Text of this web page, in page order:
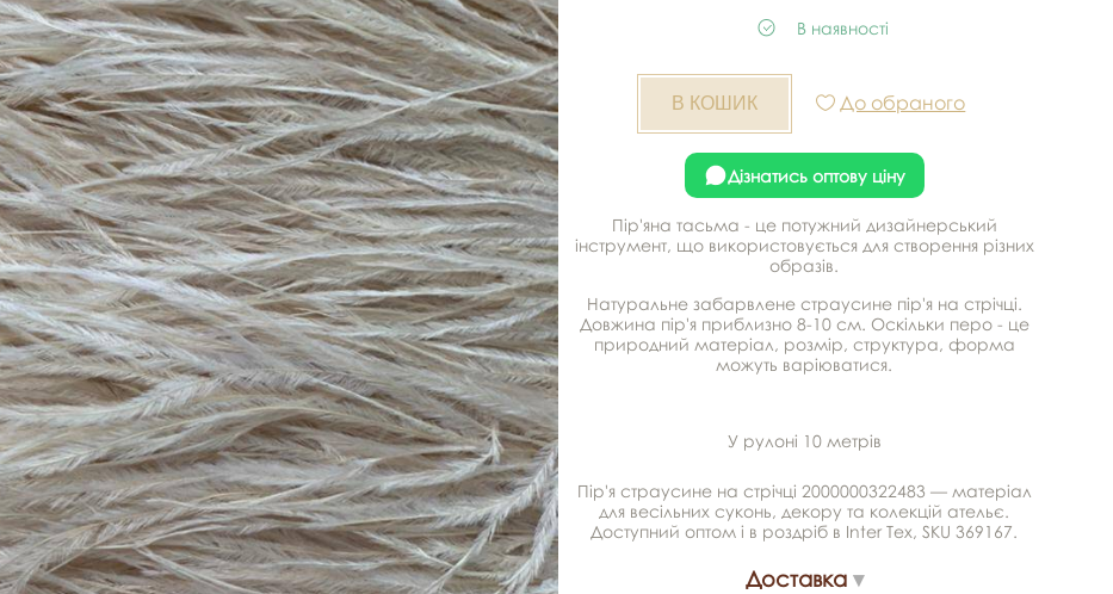
В наявності
До обраного
Дізнатись оптову ціну
Пір'яна тасьма - це потужний дизайнерський
інструмент, що використовується для створення різних
образів.
Натуральне забарвлене страусине пір'я на стрічці.
Довжина пір'я приблизно 8-10 см. Оскільки перо - це
природний матеріал, розмір, структура, форма
можуть варіюватися.
У рулоні 10 метрів
Пір'я страусине на стрічці 2000000322483 — матеріал
для весільних суконь, декору та колекцій ательє.
Доступний оптом і в роздріб в Inter Tex, SKU 369167.
Доставка